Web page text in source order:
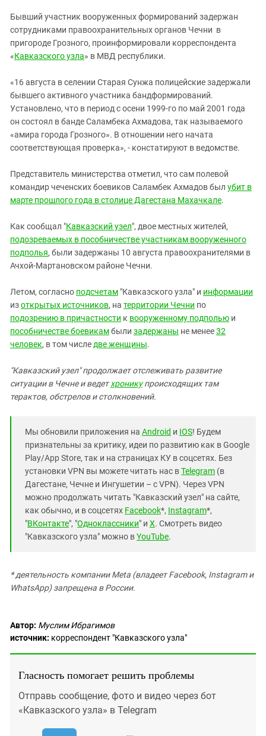
КАВКАЗ ЗА ПАЛЕСТИНУ
ИНАКОМЫСЛИЕ В ЧЕЧНЕ
ПРЕСЛЕДОВАНИЕ АКТИВИСТОВ
МОБИЛИЗАЦИЯ И ПРОТЕСТЫ
Ингушетия
Кабардино-Балкария
Карачаево-Черкесия
Краснодарский край
Нагорный Карабах
Российская Федерация
Северная Осетия - Алания
Чечня
Южная Осетия
Южный Кавказ
Бывший участник вооруженных формирований задержан
сотрудниками правоохранительных органов Чечни в
пригороде Грозного, проинформировали корреспондента
«Кавказского узла» в МВД республики.
«16 августа в селении Старая Сунжа полицейские задержали
бывшего активного участника бандформирований.
Установлено, что в период с осени 1999-го по май 2001 года
он состоял в банде Саламбека Ахмадова, так называемого
«амира города Грозного». В отношении него начата
соответствующая проверка», - констатируют в ведомстве.
Представитель министерства отметил, что сам полевой
командир чеченских боевиков Саламбек Ахмадов был убит в
марте прошлого года в столице Дагестана Махачкале.
Как сообщал "Кавказский узел", двое местных жителей,
подозреваемых в пособничестве участникам вооруженного
подполья, были задержаны 10 августа правоохранителями в
Ачхой-Мартановском районе Чечни.
Летом, согласно подсчетам "Кавказского узла" и информации
изоткрытых источников, на территории Чечни по
подозрению в причастности к вооруженному подполью и
пособничестве боевикамбыли задержаны не менее32
человек, в том числе две женщины.
"Кавказский узел" продолжает отслеживать развитие
ситуации в Чечне и ведетхроникупроисходящих там
терактов, обстрелов и столкновений.
Мы обновили приложения на Android и IOS! Будем
признательны за критику, идеи по развитию как в Google
Play/App Store, так и на страницах КУ в соцсетях. Без
установки VPN вы можете читать нас вTelegram (в
Дагестане, Чечне и Ингушетии – с VPN). Через VPN
можно продолжать читать "Кавказский узел" на сайте,
как обычно, и в соцсетях Facebook*, Instagram*,
"ВКонтакте", "Одноклассники" и X. Смотреть видео
"Кавказского узла" можно вYouTube.
* деятельность компании Meta (владеет Facebook, Instagram и
WhatsApp) запрещена в России.
Автор: Муслим Ибрагимов
источник: корреспондент "Кавказского узла"
Гласность помогает решить проблемы
Отправь сообщение, фото и видео через бот
«Кавказского узла» в Telegram